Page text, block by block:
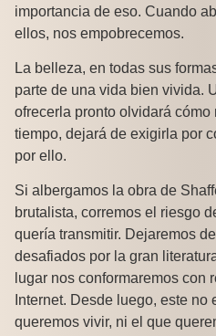
importancia de eso. Cuando
ellos, nos empobrecemos.
La belleza, en todas sus
parte de una vida bien vivida.
ofrecerla pronto olvidará cómo
tiempo, dejará de exigirla por
por ello.
Si albergamos la obra de
brutalista, corremos el riesgo
quería transmitir. Dejaremos
desafiados por la gran
lugar nos conformaremos con
Internet. Desde luego, este
queremos vivir, ni el que